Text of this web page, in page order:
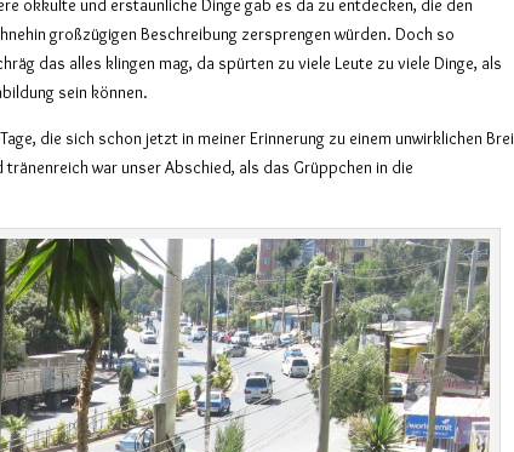
großzügigen Beschreibung zersprengen würden. Doch so
das alles klingen mag, da spürten zu viele Leute zu viele Dinge, als
sein können.
die sich schon jetzt in meiner Erinnerung zu einem unwirklichen Brei
war unser Abschied, als das Grüppchen in die